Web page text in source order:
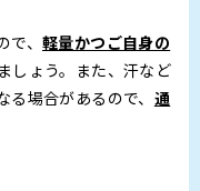
、 軽量かつご自身の
しょう。また、汗など
場合があるので、 通